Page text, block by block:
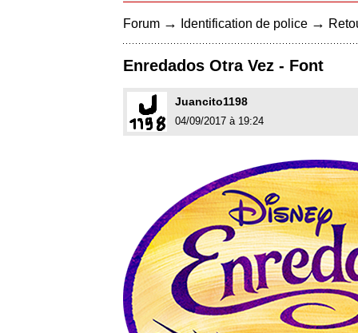
Forum → Identification de police →
Enredados Otra Vez - Font
Juancito1198
04/09/2017 à 19:24